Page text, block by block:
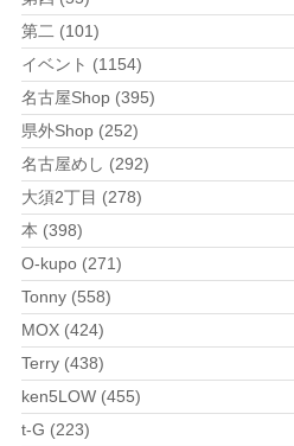
第二 (101)
イベント (1154)
名古屋Shop (395)
県外Shop (252)
名古屋めし (292)
大須2丁目 (278)
本 (398)
O-kupo (271)
Tonny (558)
MOX (424)
Terry (438)
ken5LOW (455)
t-G (223)